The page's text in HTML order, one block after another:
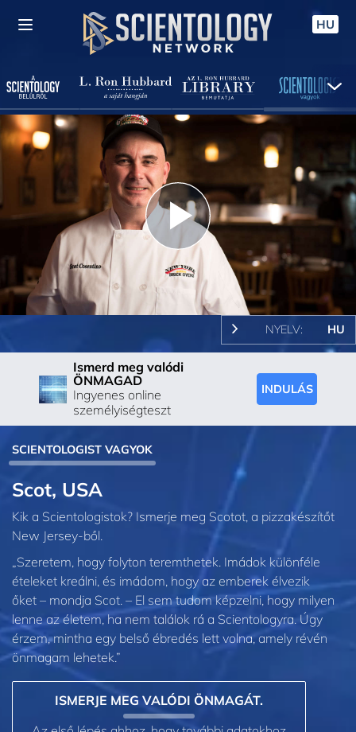
HU
Play
Video
NYELV: HU
Ismerd meg valódi
ÖNMAGAD
Ingyenes online
személyiségteszt
INDULÁS
SCIENTOLOGIST VAGYOK
Scot, USA
Kik a Scientologistok? Ismerje meg Scotot, a pizzakészítőt
New Jersey-ből.
„Szeretem, hogy folyton teremthetek. Imádok különféle
ételeket kreálni, és imádom, hogy az emberek élvezik
őket – mondja Scot. – El sem tudom képzelni, hogy milyen
lenne az életem, ha nem találok rá a Scientologyra. Úgy
érzem, mintha egy belső ébredés lett volna, amely révén
önmagam lehetek.”
ISMERJE MEG VALÓDI ÖNMAGÁT.